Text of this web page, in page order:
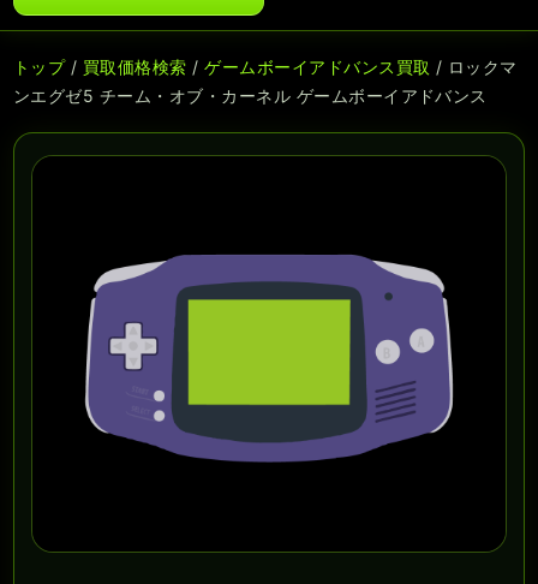
トップ/ 買取価格検索 /ゲームボーイアドバンス買取 / ロックマ
ンエグゼ5 チーム・オブ・カーネル ゲームボーイアドバンス